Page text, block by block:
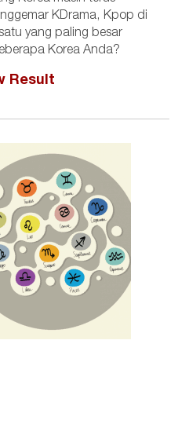
KDrama, Kpop di
yang paling besar
Korea Anda?
Result